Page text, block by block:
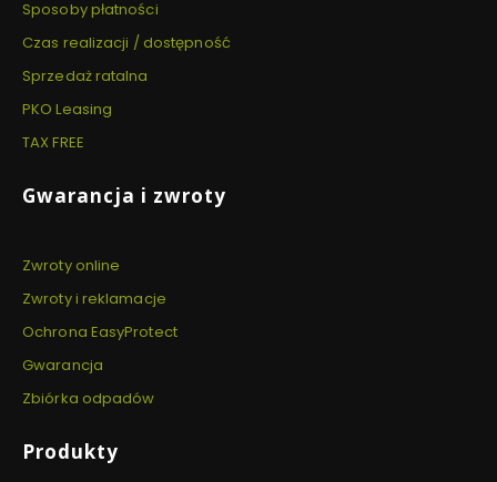
Sposoby płatności
Czas realizacji / dostępność
Sprzedaż ratalna
PKO Leasing
TAX FREE
Gwarancja i zwroty
Zwroty online
Zwroty i reklamacje
Ochrona EasyProtect
Gwarancja
Zbiórka odpadów
Produkty